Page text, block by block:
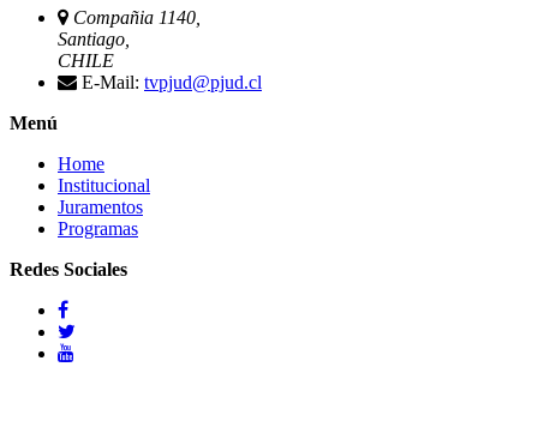
Compañia 1140,
Santiago,
CHILE
E-Mail: tvpjud@pjud.cl
Menú
Home
Institucional
Juramentos
Programas
Redes Sociales